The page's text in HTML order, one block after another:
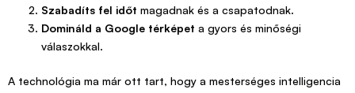
Szabadíts fel időt magadnak és a csapatodnak.
Domináld a Google térképet a gyors és minőségi
válaszokkal.
A technológia ma már ott tart, hogy a mesterséges intelligencia